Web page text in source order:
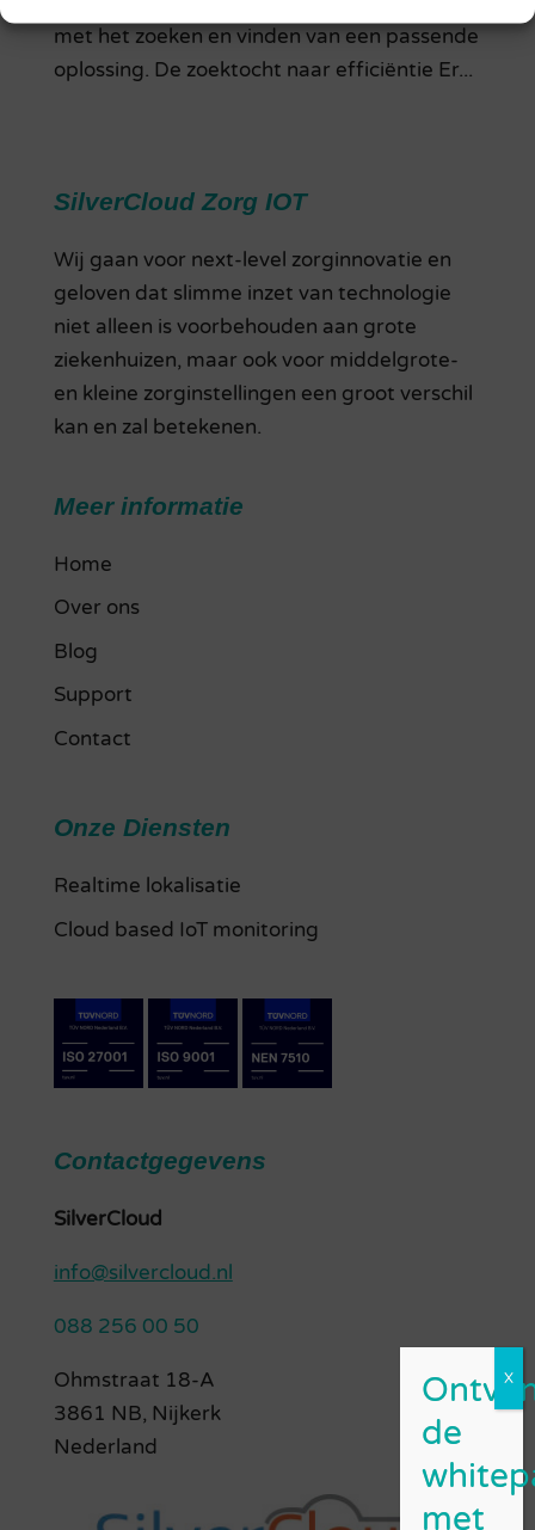
met het zoeken en vinden van een passende
oplossing. De zoektocht naar efficiëntie Er...
SilverCloud Zorg IOT
Wij gaan voor next-level zorginnovatie en
geloven dat slimme inzet van technologie
niet alleen is voorbehouden aan grote
ziekenhuizen, maar ook voor middelgrote-
en kleine zorginstellingen een groot verschil
kan en zal betekenen.
Meer informatie
Home
Over ons
Blog
Support
Contact
Onze Diensten
Realtime lokalisatie
Cloud based IoT monitoring
Contactgegevens
SilverCloud
info@silvercloud.nl
088 256 00 50
Ohmstraat 18-A
3861 NB, Nijkerk
Nederland